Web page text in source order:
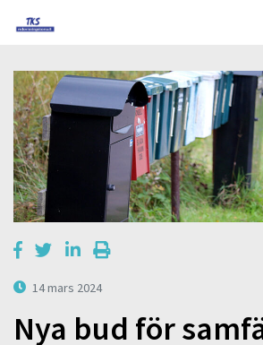
14 mars 2024
Nya bud för